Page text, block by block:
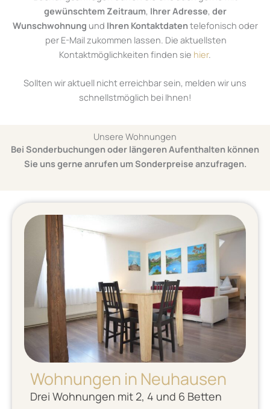
gewünschtem Zeitraum, Ihrer Adresse, der
Wunschwohnung und Ihren Kontaktdatentelefonisch oder
per E-Mail zukommen lassen. Die aktuellsten
Kontaktmöglichkeiten finden sie hier.
Sollten wir aktuell nicht erreichbar sein, melden wir uns
schnellstmöglich bei Ihnen!
Unsere Wohnungen
Bei Sonderbuchungen oder längeren Aufenthalten können
Sie uns gerne anrufen um Sonderpreise anzufragen.
Wohnungen in Neuhausen
Drei Wohnungen mit 2, 4 und 6 Betten